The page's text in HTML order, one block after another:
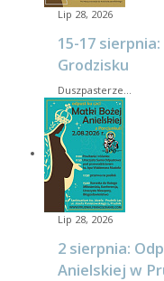
Lip 28, 2026
15-17
Grodzisku
Duszpasterze…
Lip 28, 2026
2 sierpnia:
Anielskiej w